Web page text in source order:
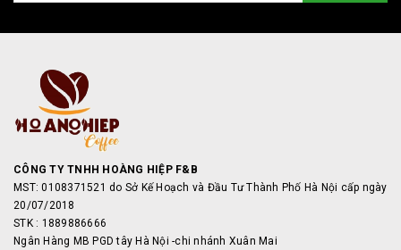
CÔNG TY TNHH HOÀNG HIỆP F&B
MST: 0108371521 do Sở Kế Hoạch và Đầu Tư Thành Phố Hà Nội cấp ngày
20/07/2018
STK : 1889886666
Ngân Hàng MB PGD tây Hà Nội -chi nhánh Xuân Mai